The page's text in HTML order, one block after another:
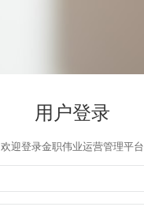
用户登录
欢迎登录金职伟业运营管理平台